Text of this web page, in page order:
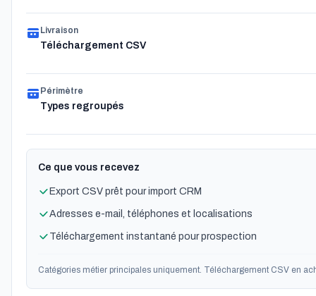
Livraison
Téléchargement CSV
Périmètre
Types regroupés
Ce que vous recevez
Export CSV prêt pour import CRM
Adresses e-mail, téléphones et localisations
Téléchargement instantané pour prospection
Catégories métier principales uniquement. Téléchargement CSV en